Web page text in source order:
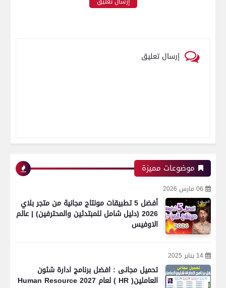
إرسال تعليق
موضوعات مميزة
06 مارس 2026
أفضل 5 تطبيقات مونتاج مجانية من متجر بلاي
2026 (دليل شامل للمبتدئين والمحترفين) | عالم
الاوفيس
14 يناير 2025
تحميل مجانى : افضل برنامج ادارة شئون
العاملين( HR ) لعام 2027 Human Resource